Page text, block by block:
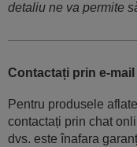
detaliu ne va permite
Contactați prin e-
Pentru produsele
contactați prin chat
dvs. este înafara